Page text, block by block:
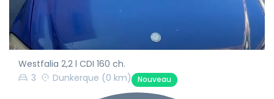
Westfalia 2,2 l CDI 160 ch.
3
Dunkerque (0 km) Nouveau